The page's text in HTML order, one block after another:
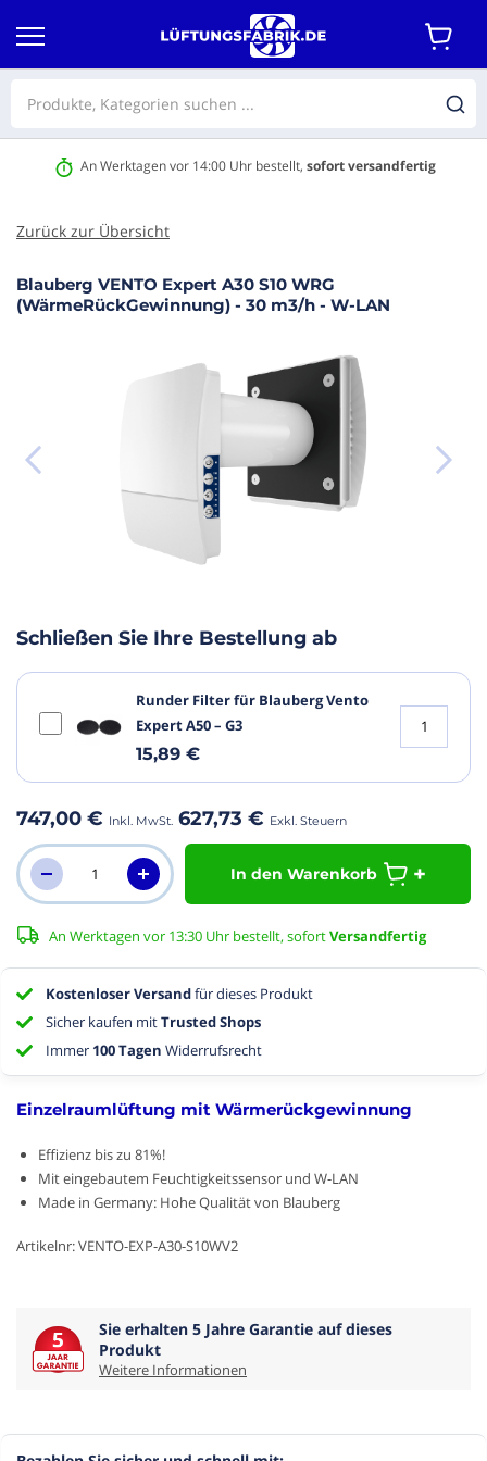
An Werktagen vor 14:00 Uhr bestellt, sofort versandfertig
Zurück zur Übersicht
Blauberg VENTO Expert A30 S10 WRG
(WärmeRückGewinnung) - 30 m3/h - W-LAN
Ende
Einzelraumlüftung mit Wärmerückgewinnung
Schließen Sie Ihre Bestellung ab
Runder Filter für Blauberg Vento
Expert A50 – G3
15,89 €
747,00 € 627,73 €
An Werktagen vor 13:30 Uhr bestellt, sofortVersandfertig
Effizienz bis zu 81%!
Mit eingebautem Feuchtigkeitssensor und W-LAN
Made in Germany: Hohe Qualität von Blauberg
Sie erhalten 5 Jahre Garantie auf dieses
Produkt
Weitere Informationen
Artikelnr: VENTO-EXP-A30-S10WV2
In den Warenkorb
Kostenloser Versandfür dieses Produkt
Sicher kaufen mitTrusted Shops
Immer 100 Tagen Widerrufsrecht